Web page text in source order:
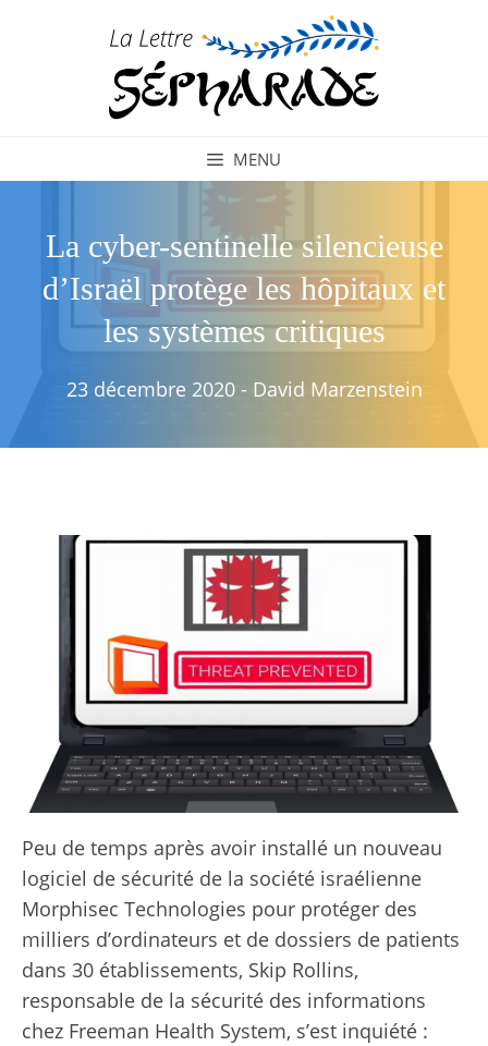
MENU
La cyber-sentinelle silencieuse
d’Israël protège les hôpitaux et
les systèmes critiques
23 décembre 2020 - David Marzenstein
Peu de temps après avoir installé un nouveau
logiciel de sécurité de la société israélienne
Morphisec Technologies pour protéger des
milliers d’ordinateurs et de dossiers de patients
dans 30 établissements, Skip Rollins,
responsable de la sécurité des informations
chez Freeman Health System, s’est inquiété :